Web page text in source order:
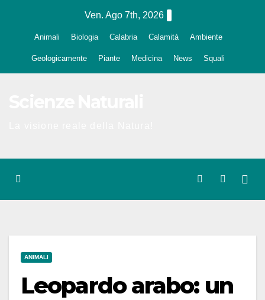
Ven. Ago 7th, 2026
Animali Biologia Calabria Calamità Ambiente
Geologicamente Piante Medicina News Squali
ANIMALI
Leopardo arabo: un